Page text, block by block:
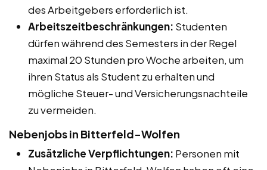
des Arbeitgebers erforderlich ist.
Arbeitszeitbeschränkungen: Studenten
dürfen während des Semesters in der Regel
maximal 20 Stunden pro Woche arbeiten, um
ihren Status als Student zu erhalten und
mögliche Steuer- und Versicherungsnachteile
zu vermeiden.
Nebenjobs in Bitterfeld-Wolfen
Zusätzliche Verpflichtungen: Personen mit